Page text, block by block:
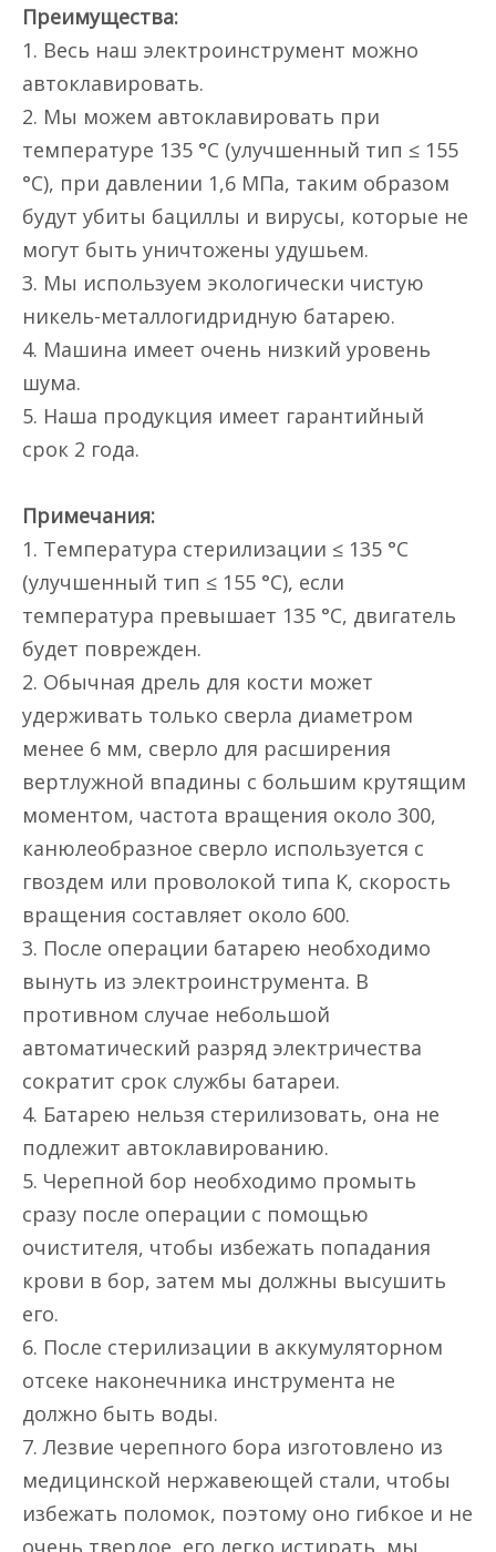
Преимущества:
1. Весь наш электроинструмент можно
автоклавировать.
2. Мы можем автоклавировать при
температуре 135 °C (улучшенный тип ≤ 155
°C), при давлении 1,6 МПа, таким образом
будут убиты бациллы и вирусы, которые не
могут быть уничтожены удушьем.
3. Мы используем экологически чистую
никель-металлогидридную батарею.
4. Машина имеет очень низкий уровень
шума.
5. Наша продукция имеет гарантийный
срок 2 года.
Примечания:
1. Температура стерилизации ≤ 135 °C
(улучшенный тип ≤ 155 °C), если
температура превышает 135 °C, двигатель
будет поврежден.
2. Обычная дрель для кости может
удерживать только сверла диаметром
менее 6 мм, сверло для расширения
вертлужной впадины с большим крутящим
моментом, частота вращения около 300,
канюлеобразное сверло используется с
гвоздем или проволокой типа K, скорость
вращения составляет около 600.
3. После операции батарею необходимо
вынуть из электроинструмента. В
противном случае небольшой
автоматический разряд электричества
сократит срок службы батареи.
4. Батарею нельзя стерилизовать, она не
подлежит автоклавированию.
5. Черепной бор необходимо промыть
сразу после операции с помощью
очистителя, чтобы избежать попадания
крови в бор, затем мы должны высушить
его.
6. После стерилизации в аккумуляторном
отсеке наконечника инструмента не
должно быть воды.
7. Лезвие черепного бора изготовлено из
медицинской нержавеющей стали, чтобы
избежать поломок, поэтому оно гибкое и не
очень твердое, его легко истирать, мы